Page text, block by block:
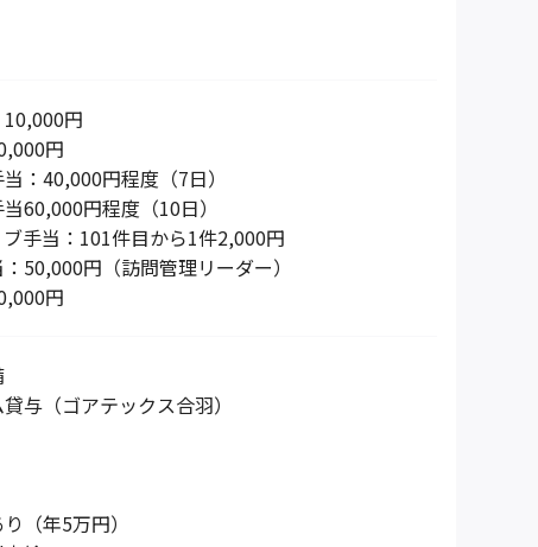
円
円
：40,000円程度（7日）
60,000円程度（10日）
手当：101件目から1件2,000円
50,000円（訪問管理リーダー）
円
与（ゴアテックス合羽）
（年5万円）